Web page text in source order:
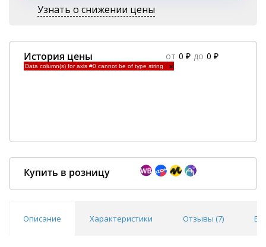
Узнать о снижении цены
История цены от 0 ₽ до 0 ₽
Data column(s) for axis #0 cannot be of type string ×
Купить в розницу
Описание Характеристики Отзывы (7)